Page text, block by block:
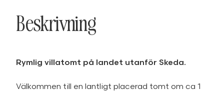
Beskrivning
Rymlig villatomt på landet utanför Skeda.
Välkommen till en lantligt placerad tomt om ca 1